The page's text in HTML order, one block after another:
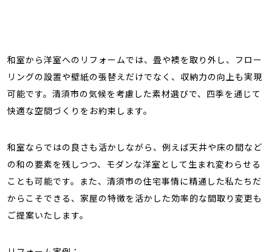
和室から洋室へのリフォームでは、畳や襖を取り外し、フロー
リングの設置や壁紙の張替えだけでなく、収納力の向上も実現
可能です。清須市の気候を考慮した素材選びで、四季を通じて
快適な空間づくりをお約束します。
和室ならではの良さも活かしながら、例えば天井や床の間など
の和の要素を残しつつ、モダンな洋室として生まれ変わらせる
ことも可能です。また、清須市の住宅事情に精通した私たちだ
からこそできる、家屋の特徴を活かした効率的な間取り変更も
ご提案いたします。